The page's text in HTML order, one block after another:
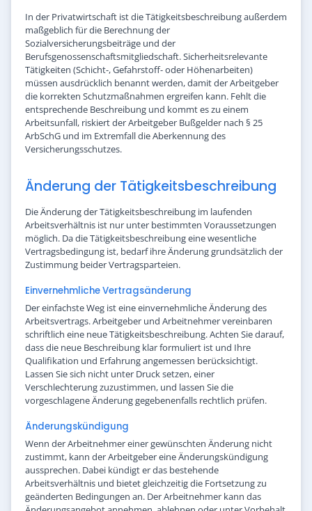
In der Privatwirtschaft ist die Tätigkeitsbeschreibung außerdem
maßgeblich für die Berechnung der
Sozialversicherungsbeiträge und der
Berufsgenossenschaftsmitgliedschaft. Sicherheitsrelevante
Tätigkeiten (Schicht-, Gefahrstoff- oder Höhenarbeiten)
müssen ausdrücklich benannt werden, damit der Arbeitgeber
die korrekten Schutzmaßnahmen ergreifen kann. Fehlt die
entsprechende Beschreibung und kommt es zu einem
Arbeitsunfall, riskiert der Arbeitgeber Bußgelder nach § 25
ArbSchG und im Extremfall die Aberkennung des
Versicherungsschutzes.
Änderung der Tätigkeitsbeschreibung
Die Änderung der Tätigkeitsbeschreibung im laufenden
Arbeitsverhältnis ist nur unter bestimmten Voraussetzungen
möglich. Da die Tätigkeitsbeschreibung eine wesentliche
Vertragsbedingung ist, bedarf ihre Änderung grundsätzlich der
Zustimmung beider Vertragsparteien.
Einvernehmliche Vertragsänderung
Der einfachste Weg ist eine einvernehmliche Änderung des
Arbeitsvertrags. Arbeitgeber und Arbeitnehmer vereinbaren
schriftlich eine neue Tätigkeitsbeschreibung. Achten Sie darauf,
dass die neue Beschreibung klar formuliert ist und Ihre
Qualifikation und Erfahrung angemessen berücksichtigt.
Lassen Sie sich nicht unter Druck setzen, einer
Verschlechterung zuzustimmen, und lassen Sie die
vorgeschlagene Änderung gegebenenfalls rechtlich prüfen.
Änderungskündigung
Wenn der Arbeitnehmer einer gewünschten Änderung nicht
zustimmt, kann der Arbeitgeber eine Änderungskündigung
aussprechen. Dabei kündigt er das bestehende
Arbeitsverhältnis und bietet gleichzeitig die Fortsetzung zu
geänderten Bedingungen an. Der Arbeitnehmer kann das